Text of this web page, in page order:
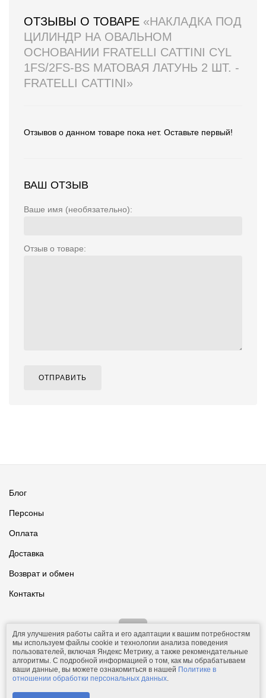
ОТЗЫВЫ О ТОВАРЕ «НАКЛАДКА ПОД
ЦИЛИНДР НА ОВАЛЬНОМ
ОСНОВАНИИ FRATELLI CATTINI CYL
1FS/2FS-BS МАТОВАЯ ЛАТУНЬ 2 ШТ. -
FRATELLI CATTINI»
Отзывов о данном товаре пока нет. Оставьте первый!
ВАШ ОТЗЫВ
Ваше имя (необязательно):
Отзыв о товаре:
ОТПРАВИТЬ
Блог
Персоны
Оплата
Доставка
Возврат и обмен
Контакты
© 2011-2026.Comfolio.ru— интернет-магазин текстиля и товаров
для дома.
Для улучшения работы сайта и его адаптации к вашим потребностям
мы используем файлы cookie и технологии анализа поведения
пользователей, включая Яндекс Метрику, а также рекомендательные
алгоритмы. С подробной информацией о том, как мы обрабатываем
ваши данные, вы можете ознакомиться в нашей Политике в
отношении обработки персональных данных.